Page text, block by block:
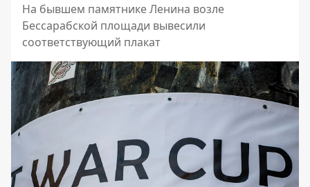
На бывшем памятнике Ленина возле
Бессарабской площади вывесили
соответствующий плакат